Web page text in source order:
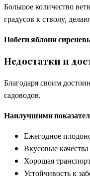
Большое количество
градусов к стволу,
Побеги яблони
Недостатки и
Благодаря своим
садоводов.
Наилучшими
Ежегодное
Вкусовые
Хорошая
Устойчивость к